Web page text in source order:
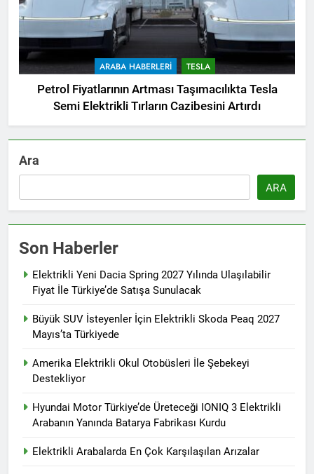
ARABA HABERLERI TESLA
Petrol Fiyatlarının Artması Taşımacılıkta Tesla
Semi Elektrikli Tırların Cazibesini Artırdı
Ara
ARA
Son Haberler
Elektrikli Yeni Dacia Spring 2027 Yılında Ulaşılabilir
Fiyat İle Türkiye’de Satışa Sunulacak
Büyük SUV İsteyenler İçin Elektrikli Skoda Peaq 2027
Mayıs’ta Türkiyede
Amerika Elektrikli Okul Otobüsleri İle Şebekeyi
Destekliyor
Hyundai Motor Türkiye’de Üreteceği IONIQ 3 Elektrikli
Arabanın Yanında Batarya Fabrikası Kurdu
Elektrikli Arabalarda En Çok Karşılaşılan Arızalar